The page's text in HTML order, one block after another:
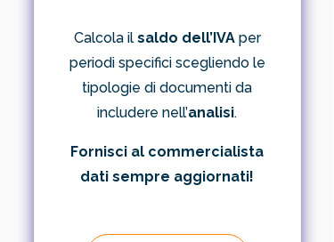
Calcola il saldo dell’IVAper
periodi specifici scegliendo le
tipologie di documenti da
includere nell’analisi.
Fornisci al commercialista
dati sempre aggiornati!